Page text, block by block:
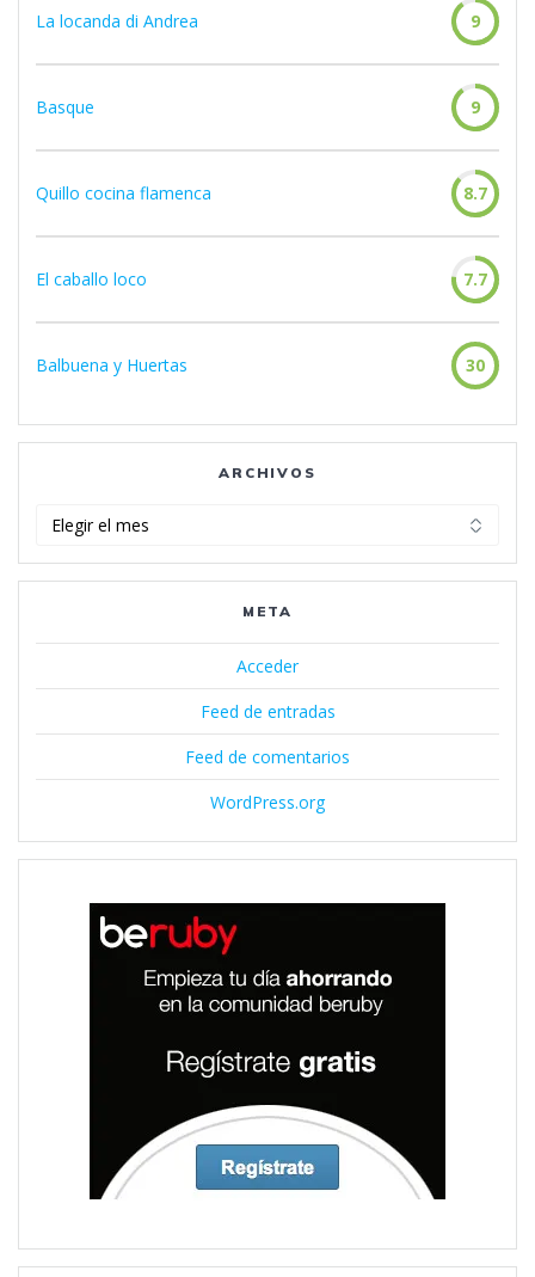
La locanda di Andrea 9
Basque 9
Quillo cocina flamenca 8.7
El caballo loco 7.7
Balbuena y Huertas 30
ARCHIVOS
META
Acceder
Feed de entradas
Feed de comentarios
WordPress.org